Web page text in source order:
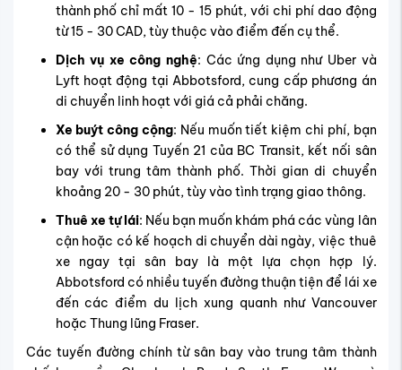
thành phố chỉ mất 10 - 15 phút, với chi phí dao động
từ 15 - 30 CAD, tùy thuộc vào điểm đến cụ thể.
Dịch vụ xe công nghệ: Các ứng dụng như Uber và
Lyft hoạt động tại Abbotsford, cung cấp phương án
di chuyển linh hoạt với giá cả phải chăng.
Xe buýt công cộng: Nếu muốn tiết kiệm chi phí, bạn
có thể sử dụng Tuyến 21 của BC Transit, kết nối sân
bay với trung tâm thành phố. Thời gian di chuyển
khoảng 20 - 30 phút, tùy vào tình trạng giao thông.
Thuê xe tự lái: Nếu bạn muốn khám phá các vùng lân
cận hoặc có kế hoạch di chuyển dài ngày, việc thuê
xe ngay tại sân bay là một lựa chọn hợp lý.
Abbotsford có nhiều tuyến đường thuận tiện để lái xe
đến các điểm du lịch xung quanh như Vancouver
hoặc Thung lũng Fraser.
Các tuyến đường chính từ sân bay vào trung tâm thành